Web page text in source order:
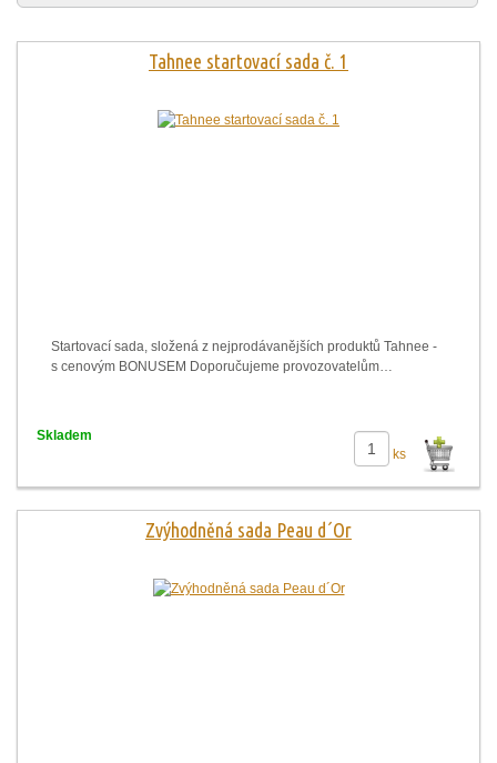
Tahnee startovací sada č. 1
Startovací sada, složená z nejprodávanějších produktů Tahnee -
s cenovým BONUSEM Doporučujeme provozovatelům…
ks
Skladem
Zvýhodněná sada Peau d´Or